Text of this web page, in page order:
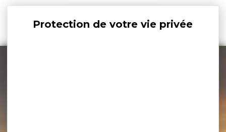
Panneau de gestion des cookies